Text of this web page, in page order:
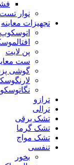
نوار
تجهیزات معاینه
اتوسکوپ
پن لایت
ست
گوشی
ترازو
ترالی
تشک برقی
تشک گرما
تشک مواج
تنفسی
بخور